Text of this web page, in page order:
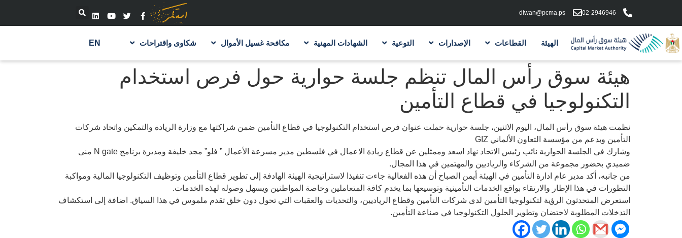
02-2946946
diwan@pcma.ps
الهيئة القطاعات الإصدارات التوعية الشهادات المهنية مكافحة غسيل الأموال شكاوى واقتراحات EN
هيئة سوق رأس المال تنظم جلسة حوارية حول فرص استخدام
التكنولوجيا في قطاع التأمين
نظمت هيئة سوق رأس المال، اليوم الاثنين، جلسة حوارية حملت عنوان فرص استخدام التكنولوجيا في قطاع التأمين ضمن شراكتها مع وزارة الريادة والتمكين واتحاد شركات
التأمين وبدعم من مؤسسة التعاون الألماني GIZ
وشارك في الجلسة الحوارية نائب رئيس الاتحاد نهاد اسعد وممثلين عن قطاع ريادة الاعمال في فلسطين مدير مسرعة الأعمال ” فلو” مجد خليفة ومديرة برنامج N gate منى
ضميدي بحضور مجموعة من الشركاء والرياديين والمهتمين في هذا المجال.
من جانبه، أكد مدير عام ادارة التأمين في الهيئة أيمن الصباح أن هذه الفعالية جاءت تنفيذا لاستراتيجية الهيئة الهادفة إلى تطوير قطاع التأمين وتوظيف التكنولوجيا المالية ومواكبة
التطورات في هذا الإطار والارتقاء بواقع الخدمات التأمينية وتوسيعها بما يخدم كافة المتعاملين وخاصة المواطنين ويسهل وصوله لهذه الخدمات.
استعرض المتحدثون الرؤية لتكنولوجيا التأمين لدى شركات التأمين وقطاع الرياديين، والتحديات والعقبات التي تحول دون خلق تقدم ملموس في هذا السياق. اضافة إلى استكشاف
التدخلات المطلوبة لاحتضان وتطوير الحلول التكنولوجيا في صناعة التأمين.